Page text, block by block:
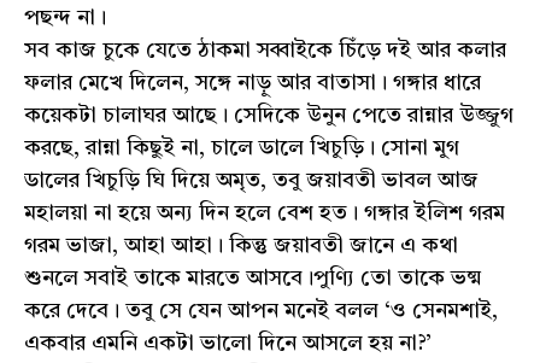
পছন্দ না।
সব কাজ চুকে যেতে ঠাকমা সব্বাইকে চিঁড়ে দই আর কলার
ফলার মেখে দিলেন, সঙ্গে নাড়ু আর বাতাসা। গঙ্গার ধারে
কয়েকটা চালাঘর আছে। সেদিকে উনুন পেতে রান্নার উজ্জুগ
করছে, রান্না কিছুই না, চালে ডালে খিচুড়ি। সোনা মুগ
ডালের খিচুড়ি ঘি দিয়ে অমৃত, তবু জয়াবতী ভাবল আজ
মহালয়া না হয়ে অন্য দিন হলে বেশ হত। গঙ্গার ইলিশ গরম
গরম ভাজা, আহা আহা। কিন্তু জয়াবতী জানে এ কথা
শুনলে সবাই তাকে মারতে আসবে।পুণ্যি তো তাকে ভষ্ম
করে দেবে। তবু সে যেন আপন মনেই বলল ‘ও সেনমশাই,
একবার এমনি একটা ভালো দিনে আসলে হয় না?’